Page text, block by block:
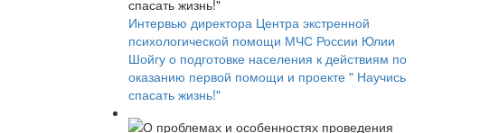
Интервью директора Центра экстренной
психологической помощи МЧС России Юлии
Шойгу о подготовке населения к действиям по
оказанию первой помощи и проекте " Научись
спасать жизнь!"